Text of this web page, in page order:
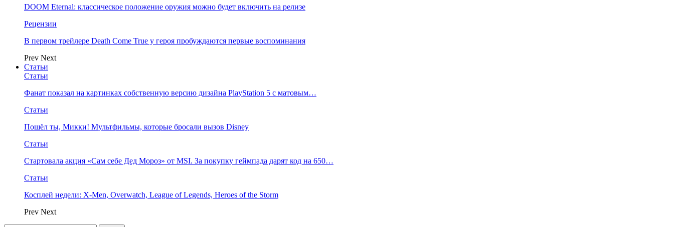
DOOM Eternal: классическое положение оружия можно будет включить на релизе
Рецензии
В первом трейлере Death Come True у героя пробуждаются первые воспоминания
Prev Next
Статьи
Статьи
Фанат показал на картинках собственную версию дизайна PlayStation 5 с матовым…
Статьи
Пошёл ты, Микки! Мультфильмы, которые бросали вызов Disney
Статьи
Стартовала акция «Сам себе Дед Мороз» от MSI. За покупку геймпада дарят код на 650…
Статьи
Косплей недели: X-Men, Overwatch, League of Legends, Heroes of the Storm
Prev Next